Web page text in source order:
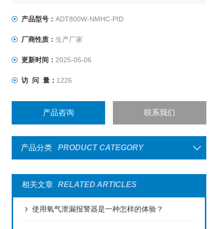
产品型号： ADT800W-NMHC-PID
厂商性质： 生产厂家
更新时间： 2025-05-06
访 问 量： 1226
产品咨询 联系我们
产品分类 PRODUCT CATEGORY
相关文章 RELATED ARTICLES
使用氧气泄漏报警器是一种怎样的体验？